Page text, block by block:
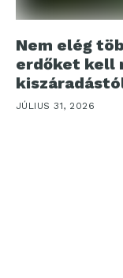
Nem elég
erdőket kell
JÚLIUS 31, 2026